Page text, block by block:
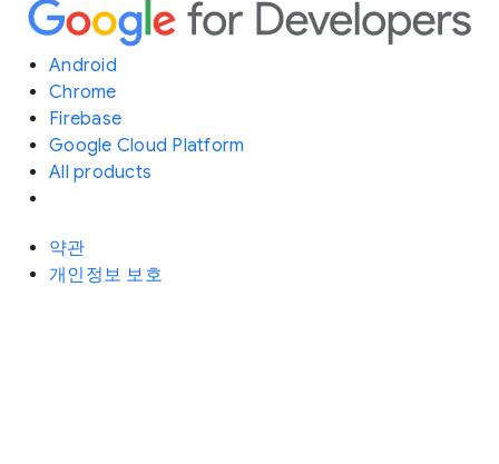
Android
Chrome
Firebase
Google Cloud Platform
All products
약관
개인정보 보호